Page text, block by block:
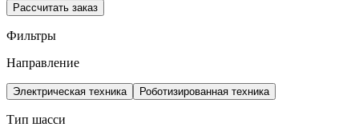
Рассчитать заказ
Фильтры
Направление
Электрическая техника Роботизированная техника
Тип шасси